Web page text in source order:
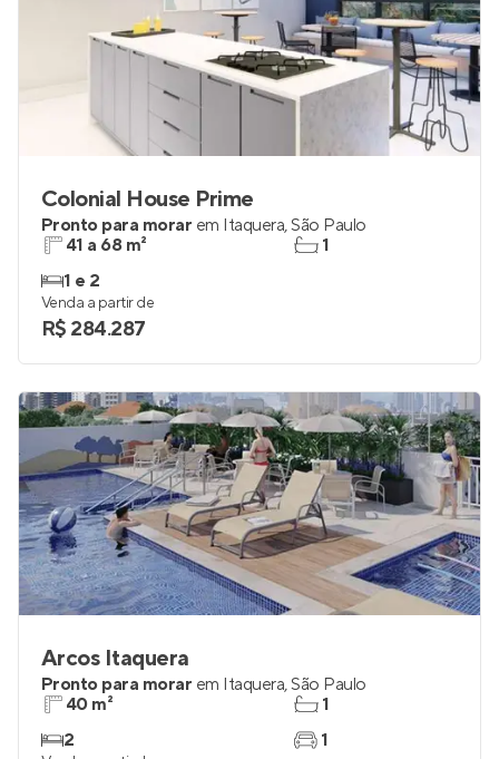
Colonial House Prime
Pronto para morar em Itaquera,São Paulo
41 a 68 m²
1 e 2
1
Venda a partir de
R$ 284.287
Arcos Itaquera
Pronto para morar em Itaquera,São Paulo
40 m²
2
1
1